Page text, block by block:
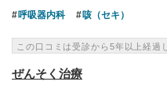
呼吸器内科 咳（セキ）
この口コミは受診から5年以上経過
ぜんそく治療